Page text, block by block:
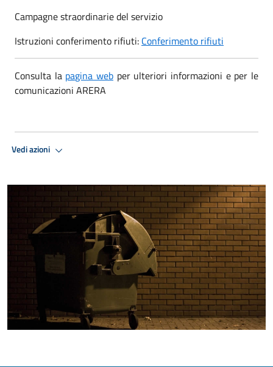
Campagne straordinarie del servizio
Istruzioni conferimento rifiuti: Conferimento rifiuti
Consulta la pagina web per ulteriori informazioni e per le
comunicazioni ARERA
Vedi azioni